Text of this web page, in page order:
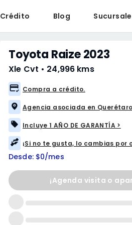
Crédito Blog
Toyota Raize 2023
Xle Cvt • 24,996 kms
Compra a crédito.
Agencia asociada en
Incluye 1 AÑO DE GARANTÍA >
¡Si no te gusta, lo cambias por
Desde: $0/mes
¡Agenda visita o